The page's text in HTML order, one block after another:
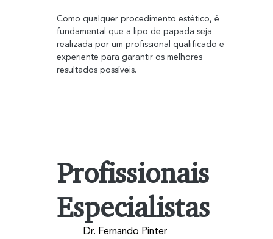
Dr. Fernando Pinter
Profissionais
Especialistas
Como qualquer procedimento estético, é
fundamental que a lipo de papada seja
realizada por um profissional qualificado e
experiente para garantir os melhores
resultados possíveis.